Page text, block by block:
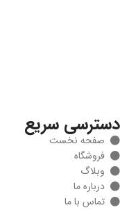
دسترسی سریع
صفحه نخست
فروشگاه
وبلاگ
درباره ما
تماس با ما